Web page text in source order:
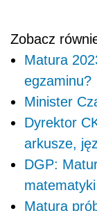
Zobacz
Matura
egzaminu?
Minister
Dyrektor
arkusze,
DGP:
Matura